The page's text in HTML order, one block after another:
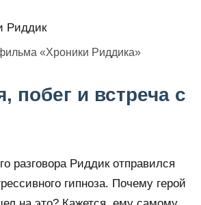
«Хроники Риддика»
побег и встреча с
разговора Риддик отправился
гипноза. Почему герой